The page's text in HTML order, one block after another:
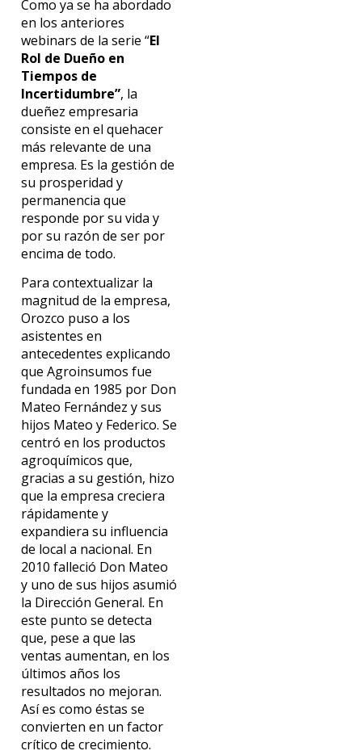
Como ya se ha abordado
en los anteriores
webinars de la serie “El
Rol de Dueño en
Tiempos de
Incertidumbre”, la
dueñez empresaria
consiste en el quehacer
más relevante de una
empresa. Es la gestión de
su prosperidad y
permanencia que
responde por su vida y
por su razón de ser por
encima de todo.
Para contextualizar la
magnitud de la empresa,
Orozco puso a los
asistentes en
antecedentes explicando
que Agroinsumos fue
fundada en 1985 por Don
Mateo Fernández y sus
hijos Mateo y Federico. Se
centró en los productos
agroquímicos que,
gracias a su gestión, hizo
que la empresa creciera
rápidamente y
expandiera su influencia
de local a nacional. En
2010 falleció Don Mateo
y uno de sus hijos asumió
la Dirección General. En
este punto se detecta
que, pese a que las
ventas aumentan, en los
últimos años los
resultados no mejoran.
Así es como éstas se
convierten en un factor
crítico de crecimiento.